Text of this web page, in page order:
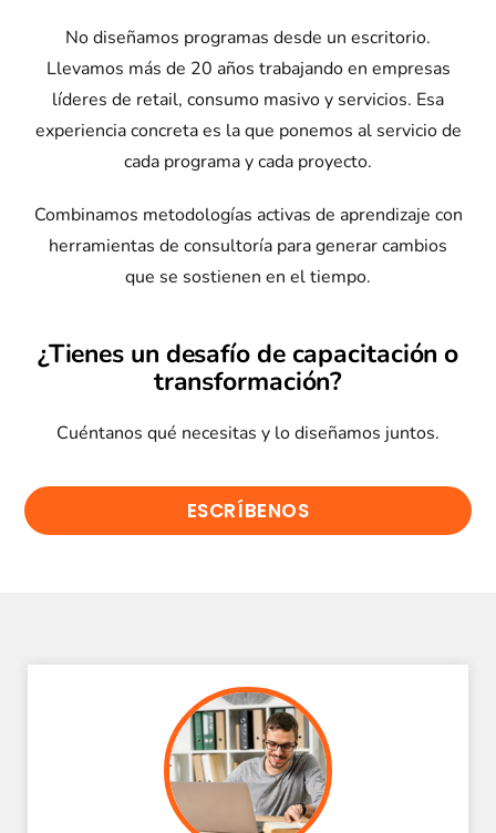
No diseñamos programas desde un escritorio.
Llevamos más de 20 años trabajando en empresas
líderes de retail, consumo masivo y servicios. Esa
experiencia concreta es la que ponemos al servicio de
cada programa y cada proyecto.
Combinamos metodologías activas de aprendizaje con
herramientas de consultoría para generar cambios
que se sostienen en el tiempo.
¿Tienes un desafío de capacitación o
transformación?
Cuéntanos qué necesitas y lo diseñamos juntos.
ESCRÍBENOS